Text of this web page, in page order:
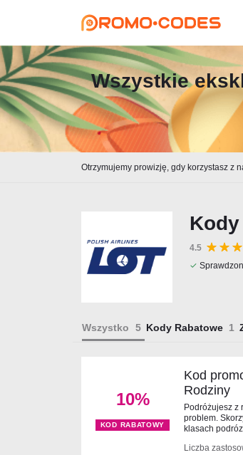
Wszystkie
Otrzymujemy prowizję, gdy korzystasz z
Kody
4.5
✓
Wszystko Kody Rabatowe
10%
KOD RABATOWY
Kod
Rodziny
Podróżujesz z
problem.
klasach
Liczba